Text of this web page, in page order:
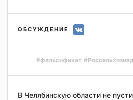
ОБСУЖДЕНИЕ
#фальсификат
В Челябинскую области не